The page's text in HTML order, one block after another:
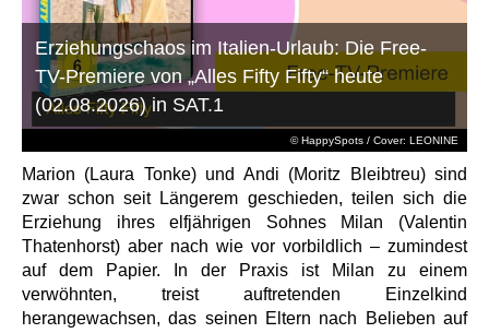
© HappySpots / Cover: LEONINE
Erziehungschaos im Italien-Urlaub: Die Free-
TV-Premiere von „Alles Fifty Fifty“ heute
(02.08.2026) in SAT.1
Marion (Laura Tonke) und Andi (Moritz Bleibtreu) sind
zwar schon seit Längerem geschieden, teilen sich die
Erziehung ihres elfjährigen Sohnes Milan (Valentin
Thatenhorst) aber nach wie vor vorbildlich – zumindest
auf dem Papier. In der Praxis ist Milan zu einem
verwöhnten, treist auftretenden Einzelkind
herangewachsen, das seinen Eltern nach Belieben auf